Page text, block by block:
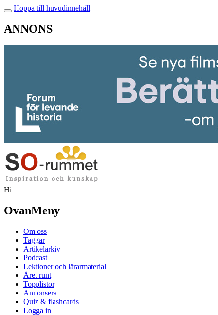
Hoppa till huvudinnehåll
ANNONS
Hi
OvanMeny
Om oss
Taggar
Artikelarkiv
Podcast
Lektioner och lärarmaterial
Året runt
Topplistor
Annonsera
Quiz & flashcards
Logga in